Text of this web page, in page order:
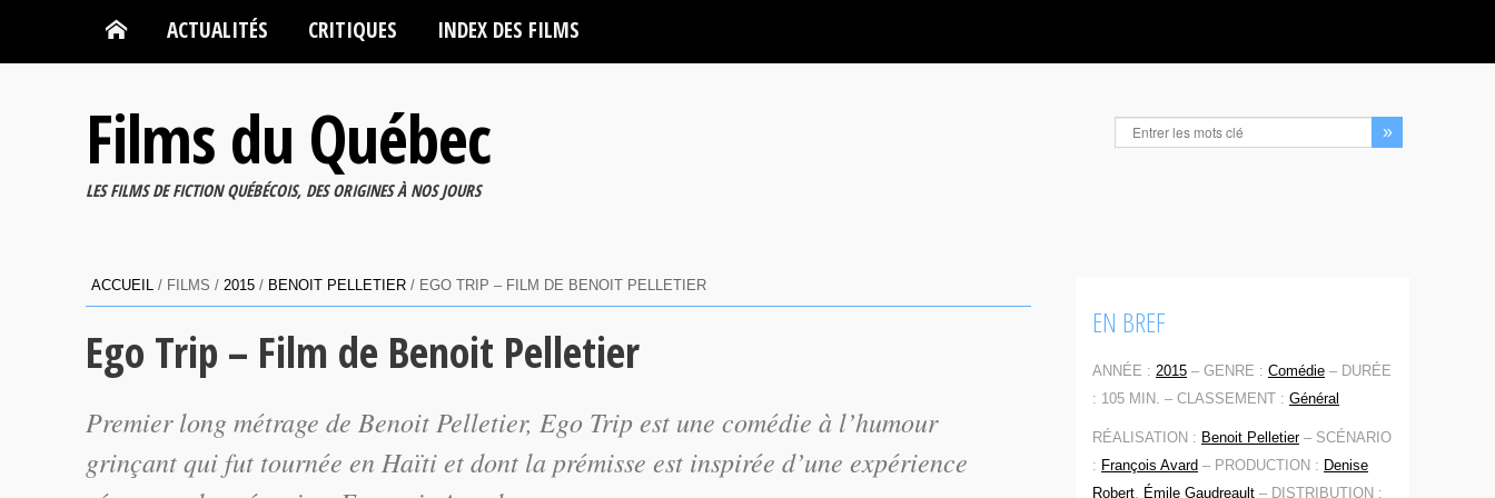
ACTUALITÉS CRITIQUES INDEX DES FILMS
Films du Québec
LES FILMS DE FICTION QUÉBÉCOIS, DES ORIGINES À NOS JOURS
ACCUEIL / FILMS / 2015 / BENOIT PELLETIER / EGO TRIP – FILM DE BENOIT PELLETIER
Ego Trip – Film de Benoit Pelletier
Premier long métrage de Benoit Pelletier, Ego Tripest une comédie à l’humour
grinçant qui fut tournée en Haïti et dont la prémisse est inspirée d’une expérience
EN BREF
ANNÉE : 2015 – GENRE : Comédie – DURÉE
: 105 MIN. – CLASSEMENT : Général
RÉALISATION : Benoit Pelletier– SCÉNARIO
: François Avard – PRODUCTION : Denise
Robert, Émile Gaudreault – DISTRIBUTION :